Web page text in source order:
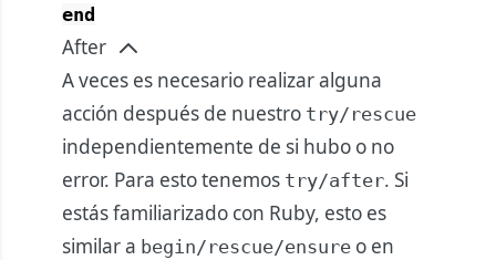
end
After
A veces es necesario realizar alguna
acción después de nuestro try/rescue
independientemente de si hubo o no
error. Para esto tenemos try/after. Si
estás familiarizado con Ruby, esto es
similar a begin/rescue/ensure o en